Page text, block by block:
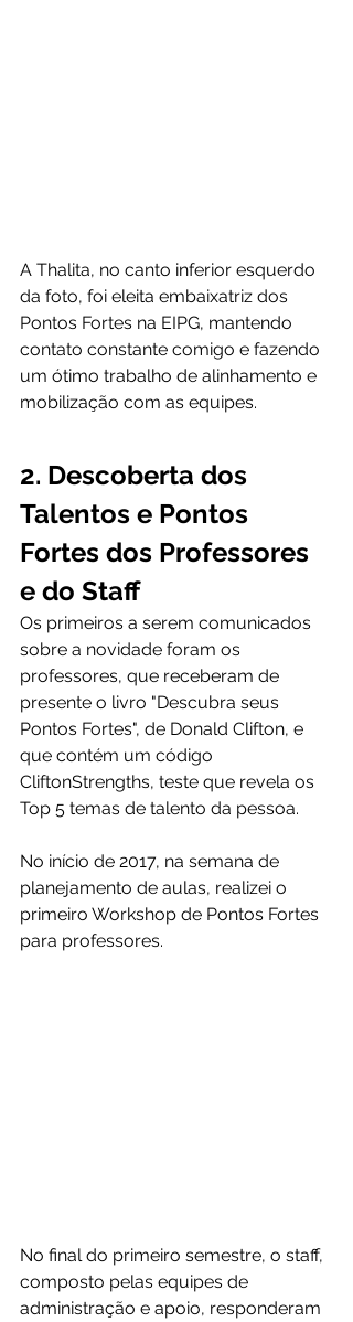
A Thalita, no canto inferior esquerdo
da foto, foi eleita embaixatriz dos
Pontos Fortes na EIPG, mantendo
contato constante comigo e fazendo
um ótimo trabalho de alinhamento e
mobilização com as equipes.
2. Descoberta dos
Talentos e Pontos
Fortes dos Professores
e do Staff
Os primeiros a serem comunicados
sobre a novidade foram os
professores, que receberam de
presente o livro "Descubra seus
Pontos Fortes", de Donald Clifton, e
que contém um código
CliftonStrengths, teste que revela os
Top 5 temas de talento da pessoa.
No início de 2017, na semana de
planejamento de aulas, realizei o
primeiro Workshop de Pontos Fortes
para professores.
No final do primeiro semestre, o staff,
composto pelas equipes de
administração e apoio, responderam